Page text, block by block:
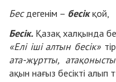
Бесдегенім – бесікқой,
Бесік. Қазақ халқында
«Елі іші алтын бесік»
ата-жұртты,
ақын нағыз бесікті алып